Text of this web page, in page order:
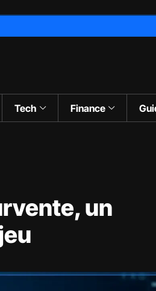
Tech Finance
un